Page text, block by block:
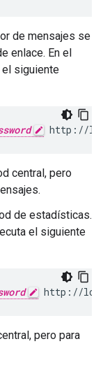
de mensajes se
enlace. En el
el siguiente
http://
central, pero
de estadísticas.
el siguiente
http://
pero para